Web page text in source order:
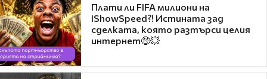
Плати ли FIFA милиони на
IShowSpeed?! Истината зад
сделката, която разтърси целия
интернет🤑💥